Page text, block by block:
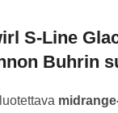
S-Line
Buhrin